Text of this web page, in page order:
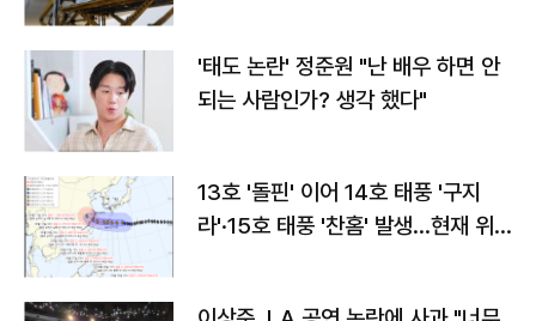
'태도 논란' 정준원 "난 배우 하면 안
되는 사람인가? 생각 했다"
13호 '돌핀' 이어 14호 태풍 '구지
라'·15호 태풍 '찬홈' 발생…현재 위